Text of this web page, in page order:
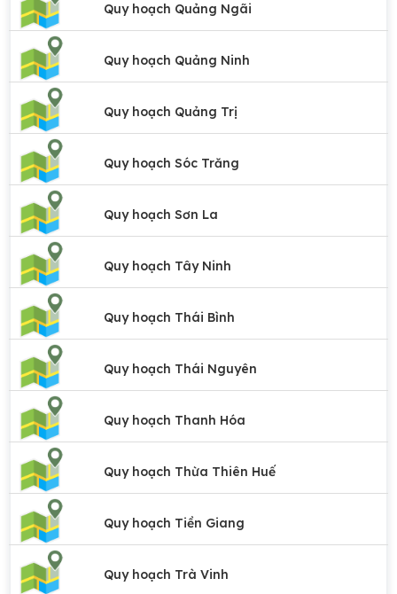
Quy hoạch Quảng Ngãi
Quy hoạch Quảng Ninh
Quy hoạch Quảng Trị
Quy hoạch Sóc Trăng
Quy hoạch Sơn La
Quy hoạch Tây Ninh
Quy hoạch Thái Bình
Quy hoạch Thái Nguyên
Quy hoạch Thanh Hóa
Quy hoạch Thừa Thiên Huế
Quy hoạch Tiền Giang
Quy hoạch Trà Vinh